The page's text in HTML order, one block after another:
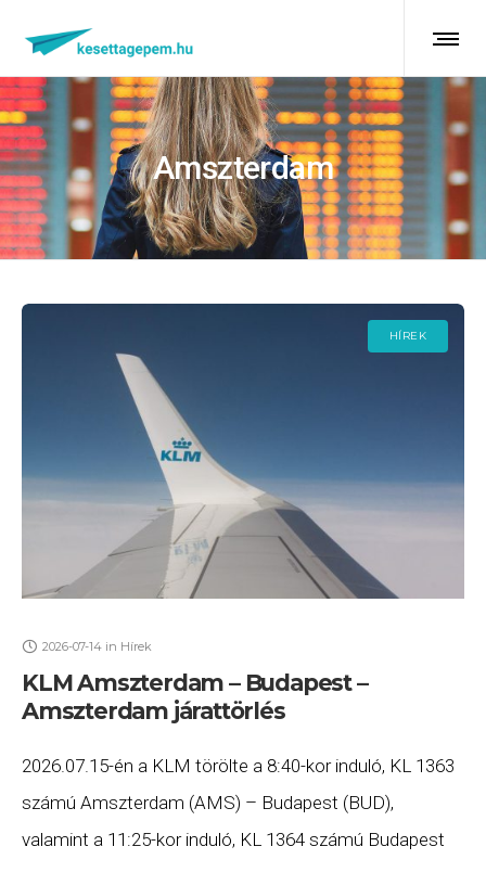
Amszterdam
HÍREK
2026-07-14 in Hírek
KLM Amszterdam – Budapest –
Amszterdam járattörlés
2026.07.15-én a KLM törölte a 8:40-kor induló, KL 1363
számú Amszterdam (AMS) – Budapest (BUD),
valamint a 11:25-kor induló, KL 1364 számú Budapest